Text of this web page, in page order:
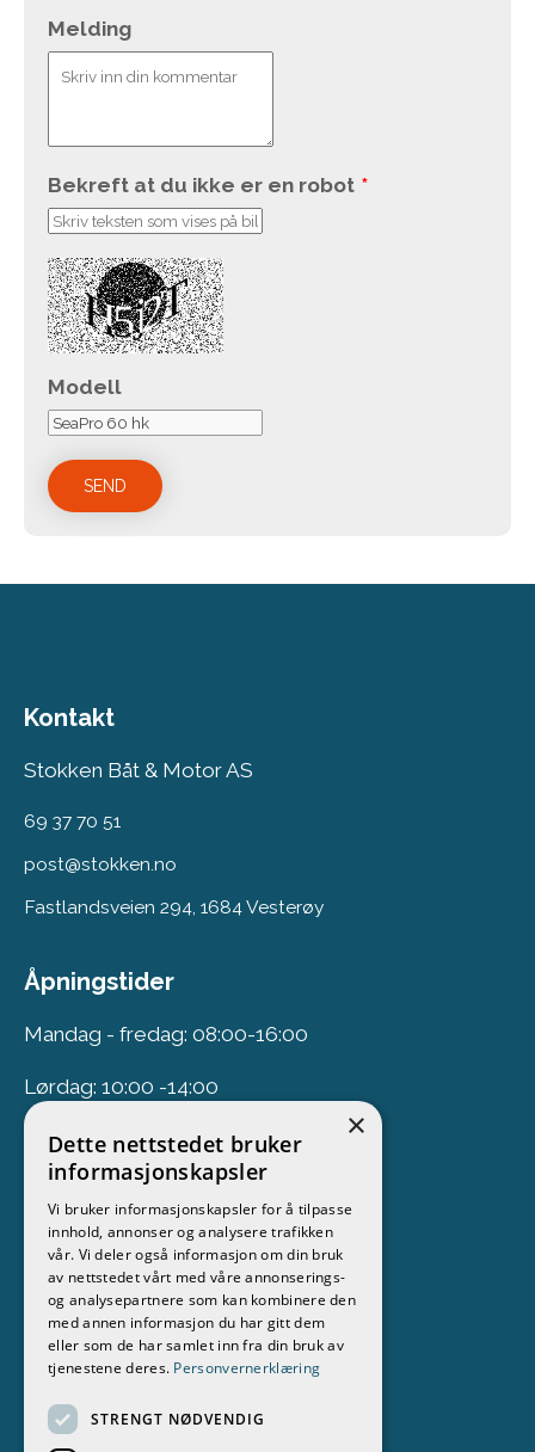
Melding
Bekreft at du ikke er en robot *
Modell
Kontakt
Stokken Båt & Motor AS
69 37 70 51
post@stokken.no
Fastlandsveien 294, 1684 Vesterøy
Åpningstider
Mandag - fredag: 08:00-16:00
Lørdag: 10:00 -14:00
Nyhetsbrev
Meld deg på vårt nyhetsbrev
Følg oss
×
Dette nettstedet bruker
informasjonskapsler
Vi bruker informasjonskapsler for å tilpasse
innhold, annonser og analysere trafikken
vår. Vi deler også informasjon om din bruk
av nettstedet vårt med våre annonserings-
og analysepartnere som kan kombinere den
med annen informasjon du har gitt dem
eller som de har samlet inn fra din bruk av
tjenestene deres. Personvernerklæring
STRENGT NØDVENDIG